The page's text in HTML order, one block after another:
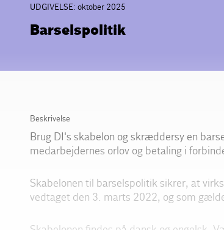
UDGIVELSE: oktober 2025
Barselspolitik
Beskrivelse
Brug DI's skabelon og skræddersy en
medarbejdernes orlov og betaling i
Skabelonen til barselspolitik sikrer, at
vedtaget den 3. marts 2022, og som